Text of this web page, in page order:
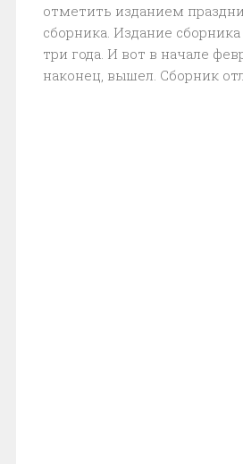
отметить изданием
сборника. Издание
три года. И вот в начале
наконец, вышел. Сборник